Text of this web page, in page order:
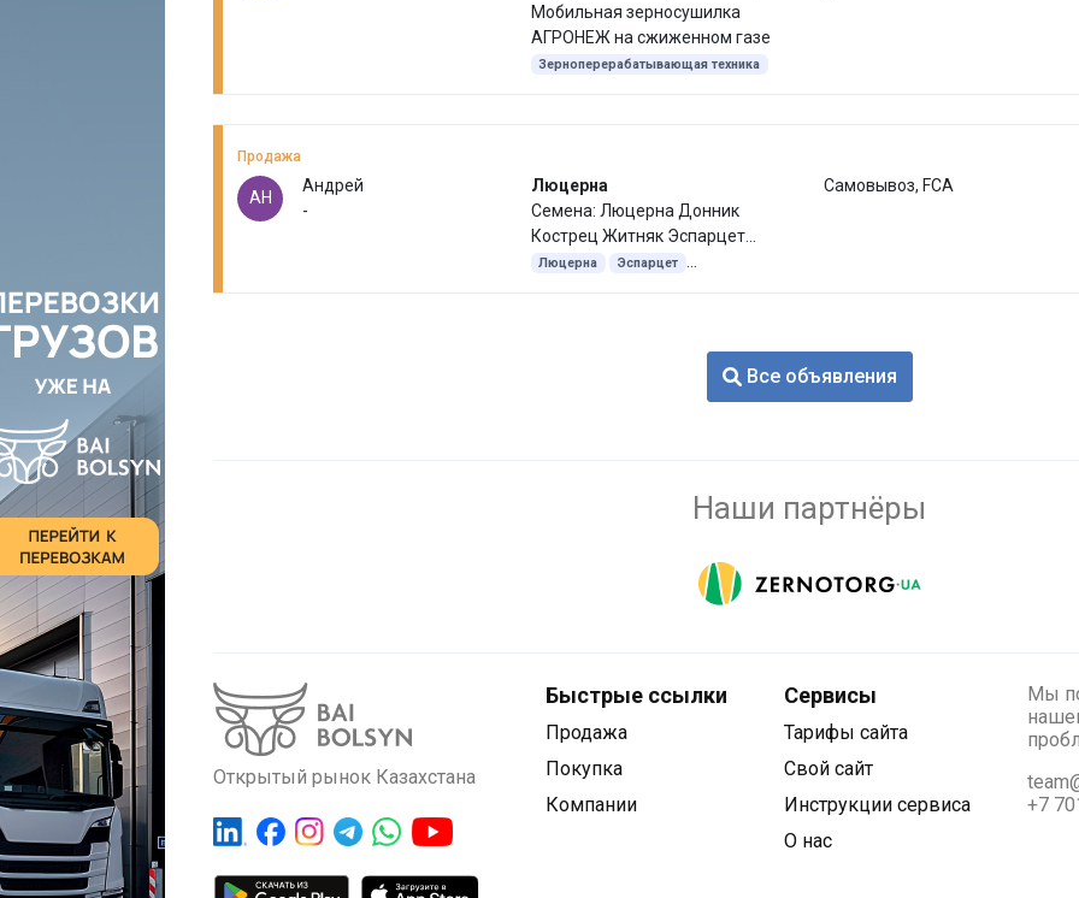
Мобильная зерносушилка
АГРОНЕЖ на сжиженном газе
Зерноперерабатывающая техника
Продажа
АН
Андрей
-
Люцерна
Семена: Люцерна Донник
Кострец Житняк Эспарцет
Суданка Фацелия СОРГО
Люцерна
Эспарцет
Самовывоз, FCA
Все объявления
Наши партнёры
Открытый рынок Казахстана
Быстрые ссылки
Продажа
Покупка
Компании
Сервисы
Тарифы сайта
Свой сайт
Инструкции сервиса
О нас
Мы
+7